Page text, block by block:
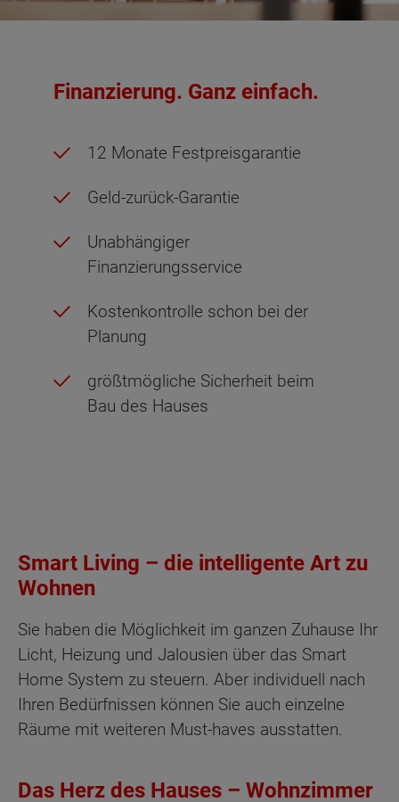
Finanzierung. Ganz einfach.
12 Monate Festpreisgarantie
Geld-zurück-Garantie
Unabhängiger
Finanzierungsservice
Kostenkontrolle schon bei der
Planung
größtmögliche Sicherheit beim
Bau des Hauses
Smart Living – die intelligente Art zu
Wohnen
Sie haben die Möglichkeit im ganzen Zuhause Ihr
Licht, Heizung und Jalousien über das Smart
Home System zu steuern. Aber individuell nach
Ihren Bedürfnissen können Sie auch einzelne
Räume mit weiteren Must-haves ausstatten.
Das Herz des Hauses – Wohnzimmer